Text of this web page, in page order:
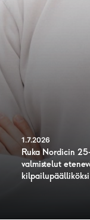
1.7.2026
Ruka Nordicin
valmistelut
kilpailupäälliköksi